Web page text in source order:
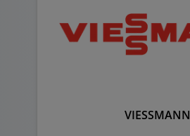
VIESSMANN